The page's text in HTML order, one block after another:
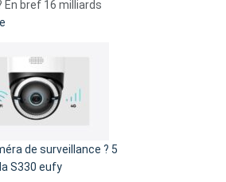
bref 16 milliards
record
La
fuite
16
milliards
de surveillance ? 5
S330 eufy